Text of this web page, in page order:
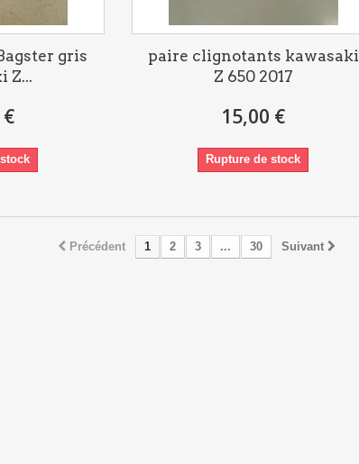
gris
Z...
paire clignotants kawasaki
Z 650 2017
15,00 €
Rupture de stock
Précédent 1 2 3 ... 30 Suivant